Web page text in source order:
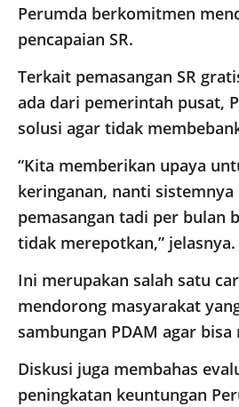
Perumda berkomitmen
pencapaian SR.
Terkait pemasangan SR
ada dari pemerintah pusat,
solusi agar tidak
“Kita memberikan upaya
keringanan, nanti
pemasangan tadi per bulan
tidak merepotkan,” jelasnya.
Ini merupakan salah satu
mendorong masyarakat
sambungan PDAM agar bisa
Diskusi juga membahas
peningkatan keuntungan